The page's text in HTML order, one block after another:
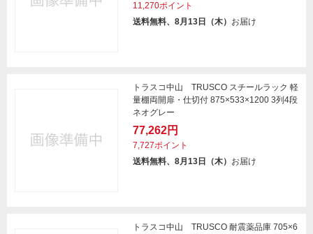
11,270ポイント
送料無料、8月13日（木） お届け
トラスコ中山 TRUSCO スチールラック 軽
量棚両開扉・仕切付 875×533×1200 3列4段
ネオグレー
77,262円
7,727ポイント
送料無料、8月13日（木） お届け
トラスコ中山 TRUSCO 耐震薬品庫 705×6